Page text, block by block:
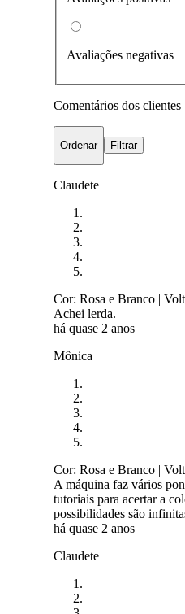
Avaliações negativas
Comentários dos clientes
Ordenar Filtrar
Claudete
Cor: Rosa e Branco |
Achei lerda.
há quase 2 anos
Mônica
Cor: Rosa e Branco |
A máquina faz vários
tutoriais para acertar a
possibilidades são
há quase 2 anos
Claudete